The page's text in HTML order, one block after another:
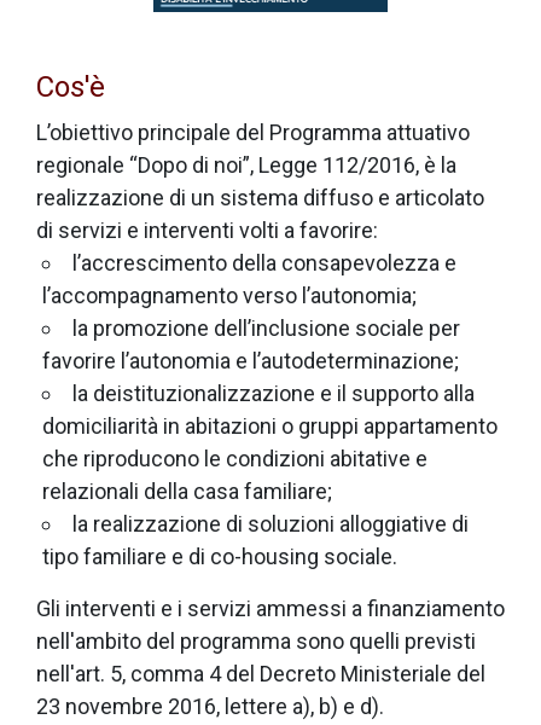
Cos'è
L’obiettivo principale del Programma attuativo
regionale “Dopo di noi”, Legge 112/2016, è la
realizzazione di un sistema diffuso e articolato
di servizi e interventi volti a favorire:
l’accrescimento della consapevolezza e
l’accompagnamento verso l’autonomia;
la promozione dell’inclusione sociale per
favorire l’autonomia e l’autodeterminazione;
la deistituzionalizzazione e il supporto alla
domiciliarità in abitazioni o gruppi appartamento
che riproducono le condizioni abitative e
relazionali della casa familiare;
la realizzazione di soluzioni alloggiative di
tipo familiare e di co-housing sociale.
Gli interventi e i servizi ammessi a finanziamento
nell'ambito del programma sono quelli previsti
nell'art. 5, comma 4 del Decreto Ministeriale del
23 novembre 2016, lettere a), b) e d).